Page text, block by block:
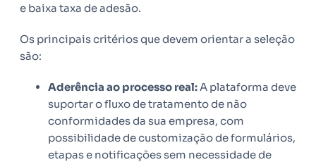
e baixa taxa de adesão.
Os principais critérios que devem orientar a seleção
são:
Aderência ao processo real: A plataforma deve
suportar o fluxo de tratamento de não
conformidades da sua empresa, com
possibilidade de customização de formulários,
etapas e notificações sem necessidade de